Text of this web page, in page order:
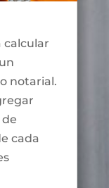
calcular
notarial.
cada